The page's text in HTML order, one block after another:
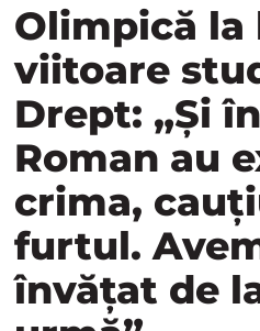
Olimpică la
viitoare
Drept: „Și
Roman au
crima,
furtul.
învățat de